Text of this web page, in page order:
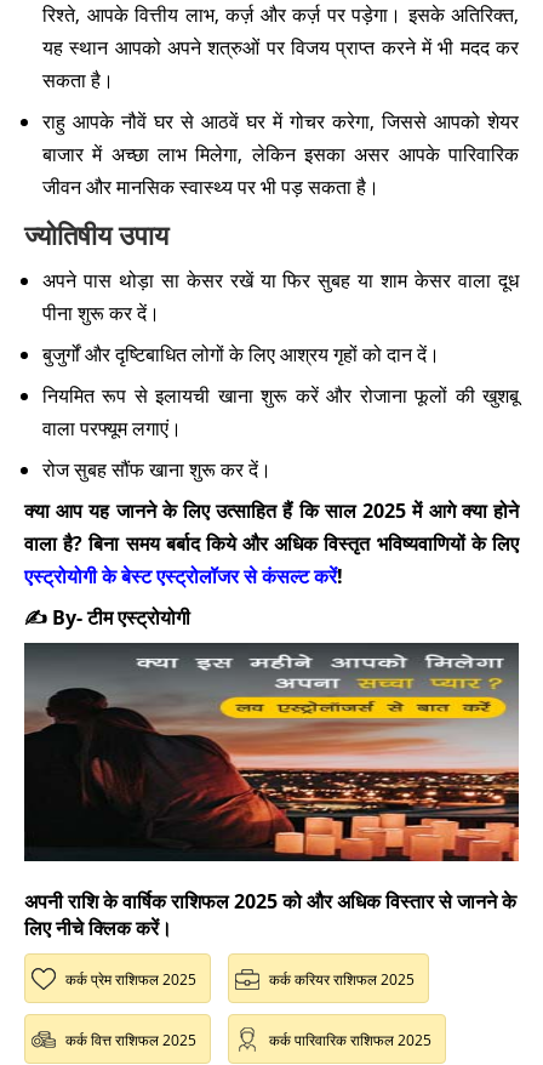
रिश्ते, आपके वित्तीय लाभ, कर्ज़ और कर्ज़ पर पड़ेगा। इसके अतिरिक्त,
यह स्थान आपको अपने शत्रुओं पर विजय प्राप्त करने में भी मदद कर
सकता है।
राहु आपके नौवें घर से आठवें घर में गोचर करेगा, जिससे आपको शेयर
बाजार में अच्छा लाभ मिलेगा, लेकिन इसका असर आपके पारिवारिक
जीवन और मानसिक स्वास्थ्य पर भी पड़ सकता है।
ज्योतिषीय उपाय
अपने पास थोड़ा सा केसर रखें या फिर सुबह या शाम केसर वाला दूध
पीना शुरू कर दें।
बुजुर्गों और दृष्टिबाधित लोगों के लिए आश्रय गृहों को दान दें।
नियमित रूप से इलायची खाना शुरू करें और रोजाना फूलों की खुशबू
वाला परफ्यूम लगाएं।
रोज सुबह सौंफ खाना शुरू कर दें।
क्या आप यह जानने के लिए उत्साहित हैं कि साल 2025 में आगे क्या होने
वाला है? बिना समय बर्बाद किये और अधिक विस्तृत भविष्यवाणियों के लिए
एस्ट्रोयोगी के बेस्ट एस्ट्रोलॉजर से कंसल्ट करें!
✍️ By- टीम एस्ट्रोयोगी
अपनी राशि के वार्षिक राशिफल 2025 को और अधिक विस्तार से जानने के
लिए नीचे क्लिक करें।
कर्क प्रेम राशिफल 2025 कर्क करियर राशिफल 2025
कर्क वित्त राशिफल 2025 कर्क पारिवारिक राशिफल 2025